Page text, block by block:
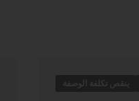
ينقص تكلفة الوصفة